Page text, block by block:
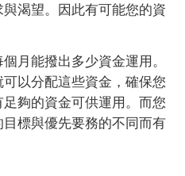
渴望。因此有可能您的資
月能撥出多少資金運用。
以分配這些資金，確保您
夠的資金可供運用。而您
標與優先要務的不同而有